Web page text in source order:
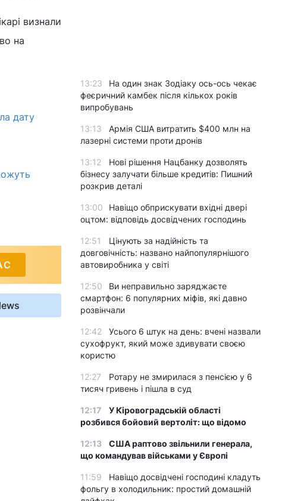
визнали
на
дату
13:23
На один знак Зодіаку ось-ось чекає
феєричний камбек після кількох років
випробувань
13:13
Армія США витратить $400 млн на
лазерні системи проти дронів
13:12
Нові рішення Нацбанку дозволять
бізнесу залучати більше кредитів: Пишний
розкрив деталі
13:00
Навіщо обприскувати вхідні двері
оцтом: відповідь досвідчених господинь
12:51
Цінують за надійність та
довговічність: названо найпопулярнішого
автовиробника у світі
12:50
Ви неправильно заряджаєте
смартфон: 6 популярних міфів, які давно
розвінчали
12:42
Усього 6 штук на день: вчені назвали
сухофрукт, який може здивувати своєю
користю
12:27
Ротару не змирилася з пенсією у 6
тисяч гривень і пішла в суд
12:17
У Кіровоградській області
розбився бойовий вертоліт: що відомо
12:13
США раптово звільнили генерала,
що командував військами у Європі
11:59
Навіщо досвідчені господині кладуть
фольгу в холодильник: простий домашній